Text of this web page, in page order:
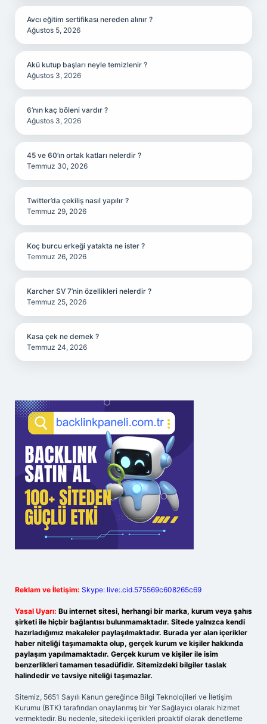
Avcı eğitim sertifikası nereden alınır ?
Ağustos 5, 2026
Akü kutup başları neyle temizlenir ?
Ağustos 3, 2026
6’nın kaç böleni vardır ?
Ağustos 3, 2026
45 ve 60’ın ortak katları nelerdir ?
Temmuz 30, 2026
Twitter’da çekiliş nasıl yapılır ?
Temmuz 29, 2026
Koç burcu erkeği yatakta ne ister ?
Temmuz 26, 2026
Karcher SV 7’nin özellikleri nelerdir ?
Temmuz 25, 2026
Kasa çek ne demek ?
Temmuz 24, 2026
Reklam ve İletişim: Skype: live:.cid.575569c608265c69
Yasal Uyarı: Bu internet sitesi, herhangi bir marka, kurum veya şahıs
şirketi ile hiçbir bağlantısı bulunmamaktadır. Sitede yalnızca kendi
hazırladığımız makaleler paylaşılmaktadır. Burada yer alan içerikler
haber niteliği taşımamakta olup, gerçek kurum ve kişiler hakkında
paylaşım yapılmamaktadır. Gerçek kurum ve kişiler ile isim
benzerlikleri tamamen tesadüfidir. Sitemizdeki bilgiler taslak
halindedir ve tavsiye niteliği taşımazlar.
Sitemiz, 5651 Sayılı Kanun gereğince Bilgi Teknolojileri ve İletişim
Kurumu (BTK) tarafından onaylanmış bir Yer Sağlayıcı olarak hizmet
vermektedir. Bu nedenle, sitedeki içerikleri proaktif olarak denetleme